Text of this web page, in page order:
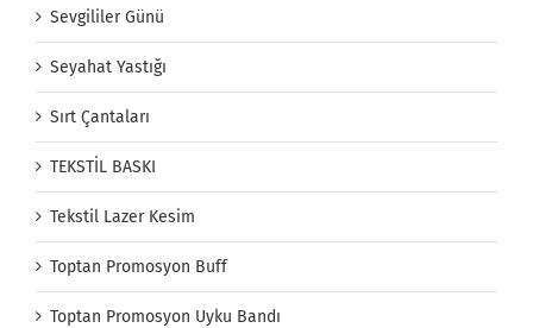
Sevgililer Günü
Seyahat Yastığı
Sırt Çantaları
TEKSTİL BASKI
Tekstil Lazer Kesim
Toptan Promosyon Buff
Toptan Promosyon Uyku Bandı